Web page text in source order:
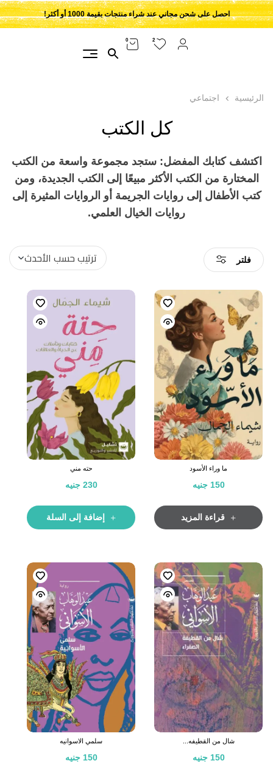
احصل على شحن مجاني عند شراء منتجات بقيمة 1000 أو أكثر!
2
0
الرئيسية اجتماعي
كل الكتب
اكتشف كتابك المفضل: ستجد مجموعة واسعة من الكتب
المختارة من الكتب الأكثر مبيعًا إلى الكتب الجديدة، ومن
كتب الأطفال إلى روايات الجريمة أو الروايات المثيرة إلى
روايات الخيال العلمي.
فلتر
ما وراء الأسود
150 جنيه
قراءة المزيد
حته مني
230 جنيه
إضافة إلى السلة
شال من القطيفه...
150 جنيه
سلمي الاسوانيه
150 جنيه